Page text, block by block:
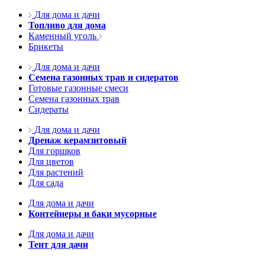
Для дома и дачи
Топливо для дома
Каменный уголь
Брикеты
Для дома и дачи
Семена газонных трав и сидератов
Готовые газонные смеси
Семена газонных трав
Сидераты
Для дома и дачи
Дренаж керамзитовый
Для горшков
Для цветов
Для растений
Для сада
Для дома и дачи
Контейнеры и баки мусорные
Для дома и дачи
Тент для дачи